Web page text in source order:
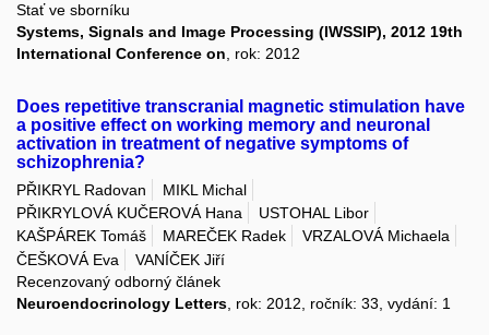
Stať ve sborníku
Systems, Signals and Image Processing (IWSSIP), 2012 19th
International Conference on, rok: 2012
Does repetitive transcranial magnetic stimulation have
a positive effect on working memory and neuronal
activation in treatment of negative symptoms of
schizophrenia?
PŘIKRYL Radovan
MIKL Michal
PŘIKRYLOVÁ KUČEROVÁ Hana
USTOHAL Libor
KAŠPÁREK Tomáš
MAREČEK Radek
VRZALOVÁ Michaela
ČEŠKOVÁ Eva
VANÍČEK Jiří
Recenzovaný odborný článek
Neuroendocrinology Letters , rok: 2012, ročník: 33, vydání: 1